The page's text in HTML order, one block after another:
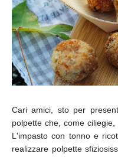
Cari amici, sto per
polpette che, come
L'impasto con tonno e
realizzare polpette